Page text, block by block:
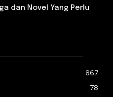
dan Novel Yang Perlu
867
78